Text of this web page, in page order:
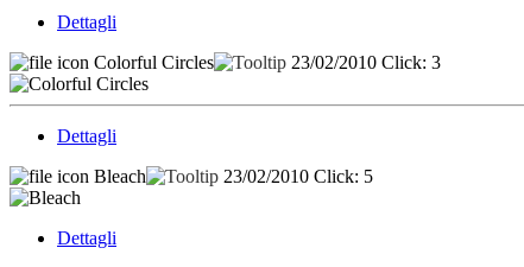
Dettagli
Colorful Circles
23/02/2010 Click: 3
Dettagli
Bleach
23/02/2010 Click: 5
Dettagli